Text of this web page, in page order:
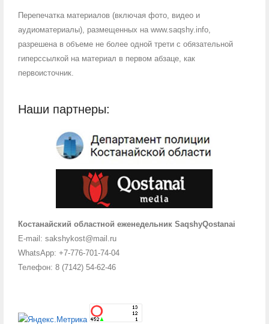
Перепечатка материалов (включая фото, видео и
аудиоматериалы), размещенных на www.saqshy.info,
разрешена в объеме не более одной трети с обязательной
гиперссылкой на материал в первом абзаце, как
первоисточник.
Наши партнеры:
Костанайский областной еженедельник SaqshyQostanai
E-mail: sakshykost@mail.ru
WhatsApp: +7-776-701-74-04
Телефон: 8 (7142) 54-62-46